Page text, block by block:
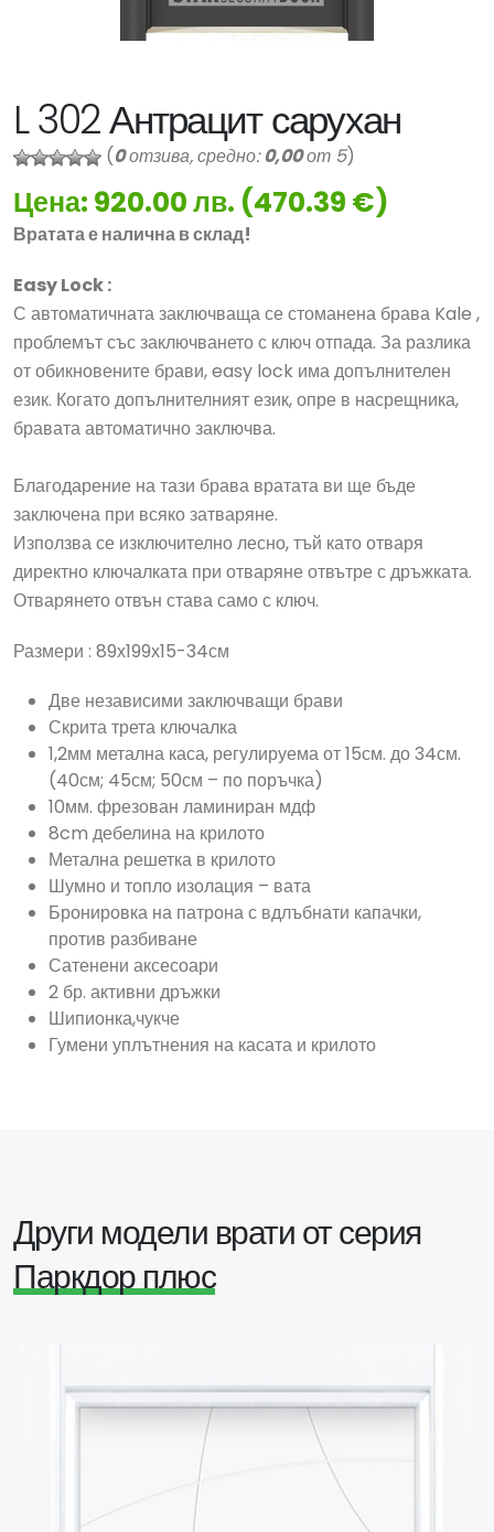
L 302 Антрацит сарухан
(0отзива, средно:0,00от 5)
Цена: 920.00 лв. (470.39 €)
Вратата е налична в склад!
Easy Lock :
С автоматичната заключваща се стоманена брава Kale ,
проблемът със заключването с ключ отпада. За разлика
от обикновените брави, easy lock има допълнителен
език. Когато допълнителният език, опре в насрещника,
бравата автоматично заключва.
Благодарение на тази брава вратата ви ще бъде
заключена при всяко затваряне.
Използва се изключително лесно, тъй като отваря
директно ключалката при отваряне отвътре с дръжката.
Отварянето отвън става само с ключ.
Размери : 89х199х15-34см
Две независими заключващи брави
Скрита трета ключалка
1,2мм метална каса, регулируема от 15см. до 34см.
(40см; 45см; 50см – по поръчка)
10мм. фрезован ламиниран мдф
8cm дебелина на крилото
Метална решетка в крилото
Шумно и топло изолация – вата
Бронировка на патрона с вдлъбнати капачки,
против разбиване
Сатенени аксесоари
2 бр. активни дръжки
Шипионка,чукче
Гумени уплътнения на касата и крилото
Други модели врати от серия
Паркдор плюс